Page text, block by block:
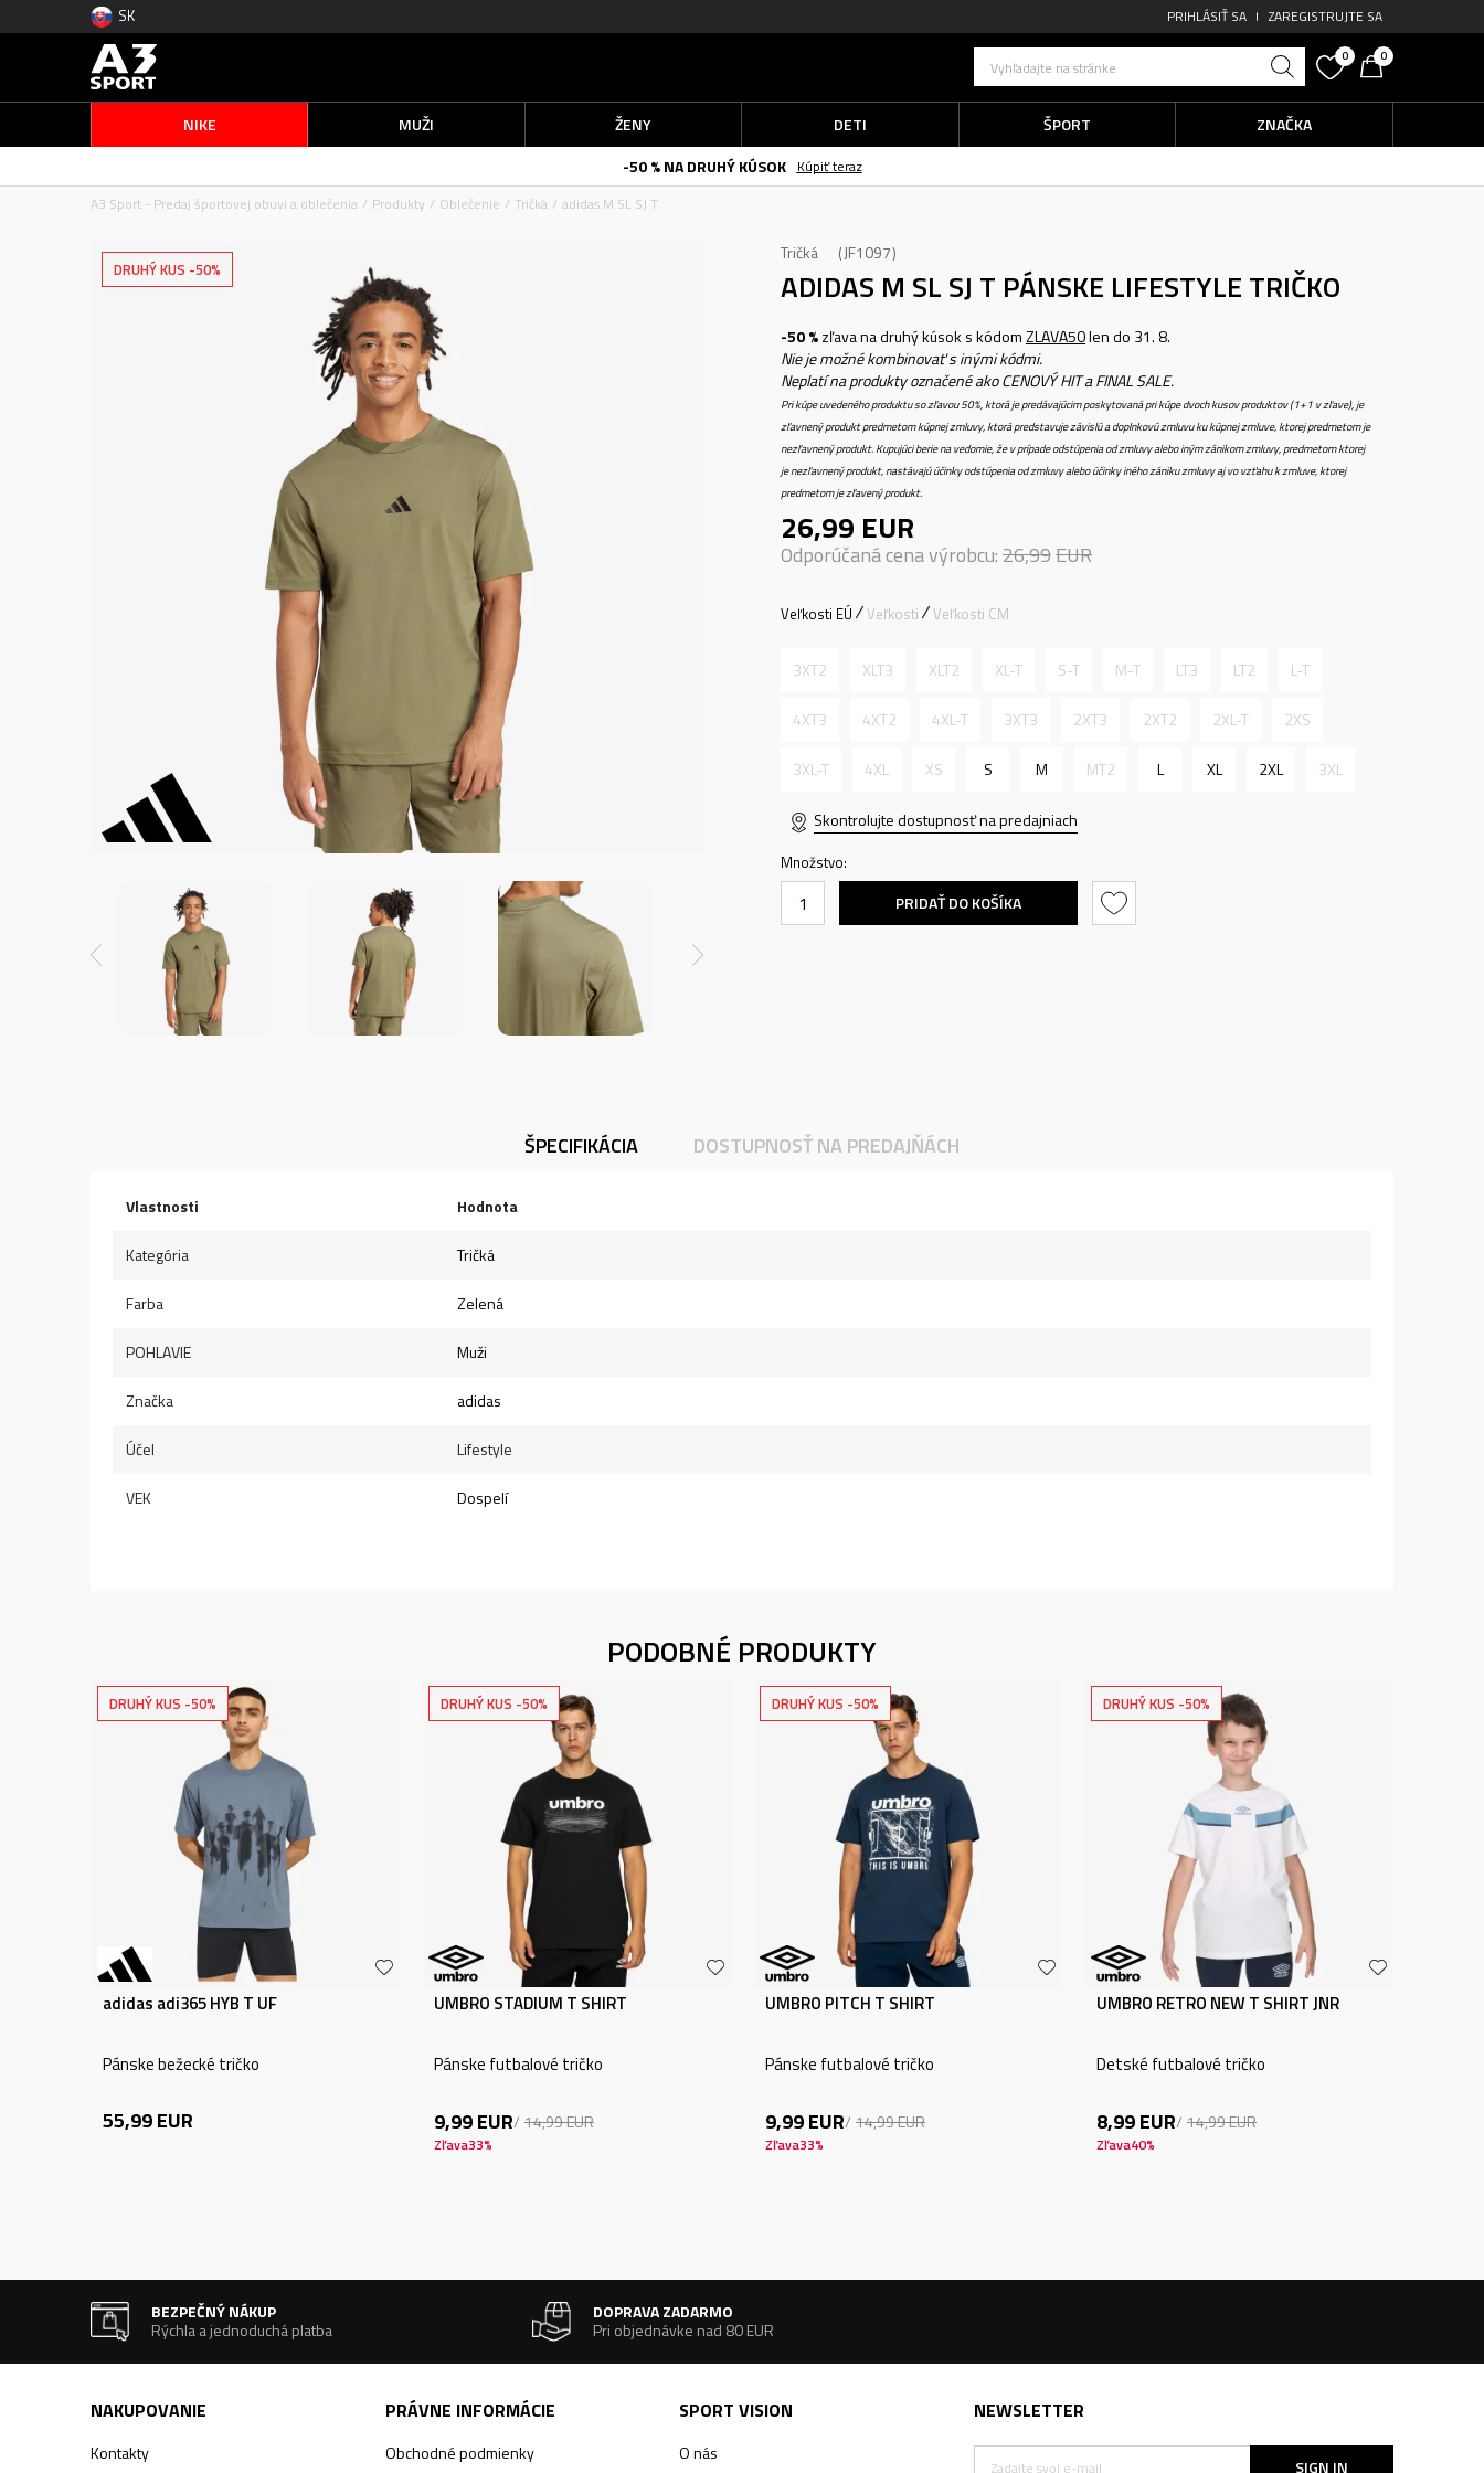
SK PRIHLÁSIŤ SA ZAREGISTRUJTE SA
Vyhľadajte na stránke
0 0
NIKE MUŽI ŽENY DETI ŠPORT
ZNAČKA
-50 % NA DRUHÝ KÚSOK
Kúpiť teraz
A3 Sport - Predaj športovej obuvi a oblečenia
Produkty Oblečenie Tričká adidas M SL SJ T
DRUHÝ KUS -50%
Tričká JF1097
ADIDAS M SL SJ T PÁNSKE LIFESTYLE TRIČKO
-50 %zľava na druhý kúsok s kódomZLAVA50len do 31. 8.
Nie je možné kombinovať s inými kódmi.
Neplatí na produkty označené ako CENOVÝ HIT a FINAL SALE.
Pri kúpe uvedeného produktu so zľavou 50%, ktorá je predávajúcim poskytovaná pri kúpe dvoch kusov produktov (1+1 v zľave), je
zľavnený produkt predmetom kúpnej zmluvy, ktorá predstavuje závislú a doplnkovú zmluvu ku kúpnej zmluve, ktorej predmetom je
nezľavnený produkt. Kupujúci berie na vedomie, že v prípade odstúpenia od zmluvy alebo iným zánikom zmluvy, predmetom ktorej
je nezľavnený produkt, nastávajú účinky odstúpenia od zmluvy alebo účinky iného zániku zmluvy aj vo vzťahu k zmluve, ktorej
predmetom je zľavený produkt.
26,99 EUR
Odporúčaná cena výrobcu:26,99EUR
Veľkosti EÚ Veľkosti Veľkosti CM
3XT2 XLT3 XLT2 XL-T S-T M-T LT3 LT2 L-T
4XT3 4XT2 4XL-T 3XT3 2XT3 2XT2 2XL-T 2XS
3XL-T 4XL XS S M MT2 L XL 2XL 3XL
Skontrolujte dostupnosť na predajniach
Množstvo:
PRIDAŤ DO KOŠÍKA
ŠPECIFIKÁCIA DOSTUPNOSŤ NA PREDAJŇÁCH
Vlastnosti Hodnota
Kategória Tričká
Farba Zelená
POHLAVIE Muži
Značka adidas
Účel Lifestyle
VEK Dospelí
PODOBNÉ PRODUKTY
DRUHÝ KUS -50%
adidas adi365 HYB T UF
Pánske bežecké tričko
55,99EUR
DRUHÝ KUS -50%
UMBRO STADIUM T SHIRT
Pánske futbalové tričko
9,99EUR 14,99EUR
Zľava33%
DRUHÝ KUS -50%
UMBRO PITCH T SHIRT
Pánske futbalové tričko
9,99EUR 14,99EUR
Zľava33%
DRUHÝ KUS -50%
UMBRO RETRO NEW T SHIRT JNR
Detské futbalové tričko
8,99EUR 14,99EUR
Zľava40%
BEZPEČNÝ NÁKUP
Rýchla a jednoduchá platba
DOPRAVA ZADARMO
Pri objednávke nad 80 EUR
NAKUPOVANIE
Kontakty
PRÁVNE INFORMÁCIE
Obchodné podmienky
SPORT VISION
O nás
NEWSLETTER
SIGN IN